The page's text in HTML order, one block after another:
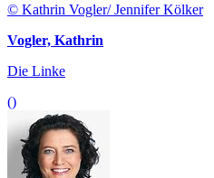
© Kathrin Vogler/ Jennifer Kölker
Vogler, Kathrin
Die Linke
()